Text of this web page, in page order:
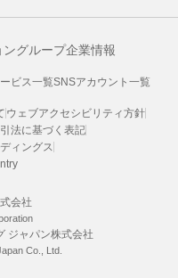
ングループ企業情報
ビス一覧SNSアカウント一覧
ウェブアクセシビリティ方針
法に基づく表記
ィングス
会社
ジャパン株式会社
Co., Ltd.